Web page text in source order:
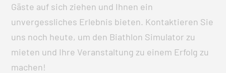
Gäste auf sich ziehen und Ihnen ein
unvergessliches Erlebnis bieten. Kontaktieren Sie
uns noch heute, um den Biathlon Simulator zu
mieten und Ihre Veranstaltung zu einem Erfolg zu
machen!